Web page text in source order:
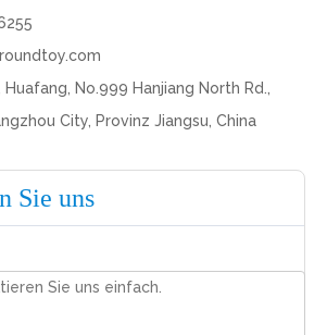
No.999 Hanjiang North Rd.,
City, Provinz Jiangsu, China
Sie uns